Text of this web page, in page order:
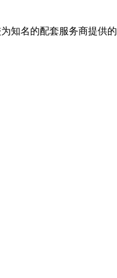
知名的配套服务商提供的